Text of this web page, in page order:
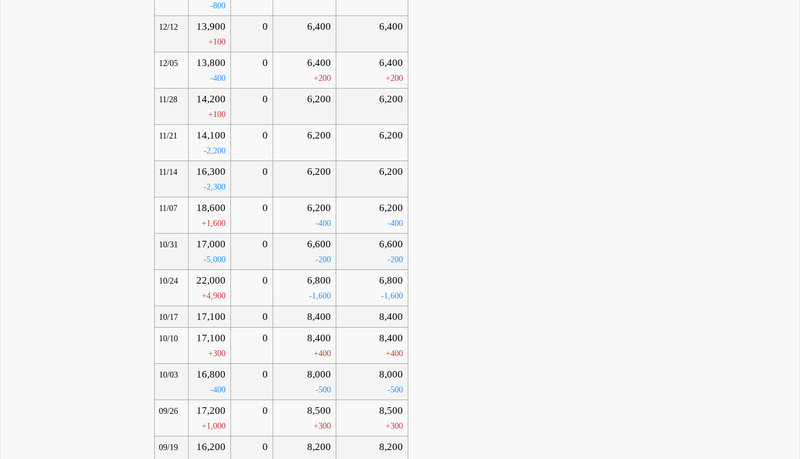
-800
12/12 13,900
+100
0 6,400 6,400
12/05 13,800
-400
0 6,400
+200
6,400
+200
11/28 14,200
+100
0 6,200 6,200
11/21 14,100
-2,200
0 6,200 6,200
11/14 16,300
-2,300
0 6,200 6,200
11/07 18,600
+1,600
0 6,200
-400
6,200
-400
10/31 17,000
-5,000
0 6,600
-200
6,600
-200
10/24 22,000
+4,900
0 6,800
-1,600
6,800
-1,600
10/17 17,100 0 8,400 8,400
10/10 17,100
+300
0 8,400
+400
8,400
+400
10/03 16,800
-400
0 8,000
-500
8,000
-500
09/26 17,200
+1,000
0 8,500
+300
8,500
+300
09/19 16,200 0 8,200 8,200